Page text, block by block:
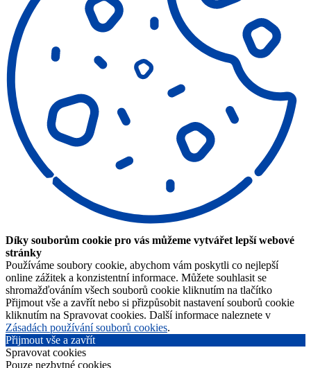
Díky souborům cookie pro vás můžeme vytvářet lepší webové
stránky
Používáme soubory cookie, abychom vám poskytli co nejlepší
online zážitek a konzistentní informace. Můžete souhlasit se
shromažďováním všech souborů cookie kliknutím na tlačítko
Přijmout vše a zavřít nebo si přizpůsobit nastavení souborů cookie
kliknutím na Spravovat cookies. Další informace naleznete v
Zásadách používání souborů cookies.
Přijmout vše a zavřít
Spravovat cookies
Pouze nezbytné cookies